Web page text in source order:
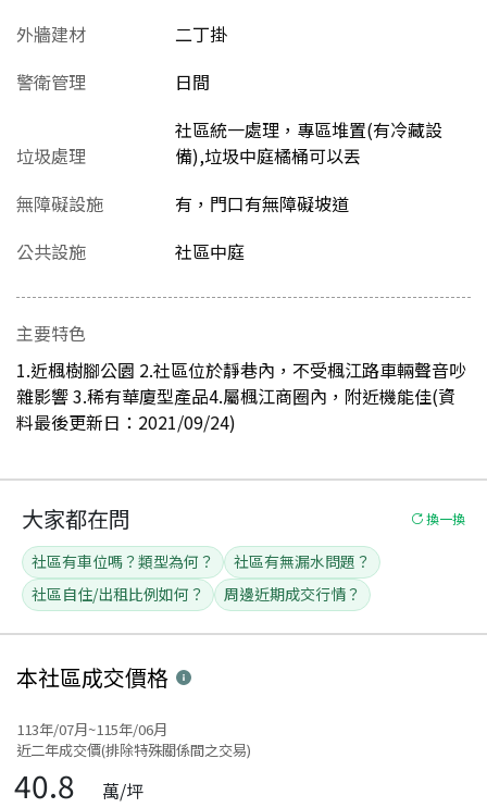
外牆建材
二丁掛
警衛管理
日間
垃圾處理
社區統一處理，專區堆置(有冷藏設
備),垃圾中庭橘桶可以丟
無障礙設施
有，門口有無障礙坡道
公共設施
社區中庭
主要特色
1.近楓樹腳公園 2.社區位於靜巷內，不受楓江路車輛聲音吵
雜影響 3.稀有華廈型產品4.屬楓江商圈內，附近機能佳(資
料最後更新日：2021/09/24)
大家都在問 換一換
社區有車位嗎？類型為何？
社區有無漏水問題？
社區自住/出租比例如何？
周邊近期成交行情？
本社區成交價格
113年/07月~115年/06月
近二年成交價(排除特殊關係間之交易)
40.8 萬/坪